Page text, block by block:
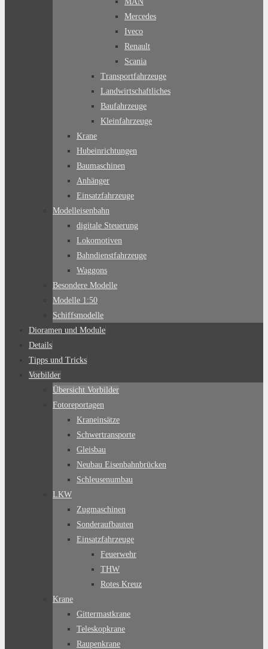
Mercedes
Iveco
Renault
Scania
Transportfahrzeuge
Landwirtschaftliches
Baufahrzeuge
Kleinfahrzeuge
Krane
Hubeinrichtungen
Baumaschinen
Anhänger
Einsatzfahrzeuge
Modelleisenbahn
digitale Steuerung
Lokomotiven
Bahndienstfahrzeuge
Waggons
Besondere Modelle
Modelle 1:50
Schiffsmodelle
Dioramen und Module
Details
Tipps und Tricks
Vorbilder
Übersicht Vorbilder
Fotoreportagen
Kraneinsätze
Schwertransporte
Gleisbau
Neubau Eisenbahnbrücken
Schleusenumbau
LKW
Zugmaschinen
Sonderaufbauten
Einsatzfahrzeuge
Feuerwehr
THW
Rotes Kreuz
Krane
Gittermastkrane
Teleskopkrane
Raupenkrane